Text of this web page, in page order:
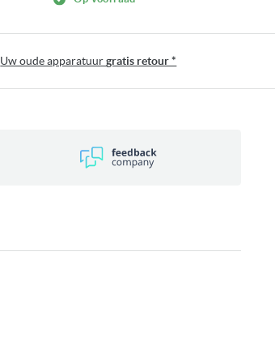
Uw oude apparatuurgratis retour *